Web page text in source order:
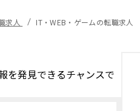
求人 IT・WEB・ゲームの転職求人
を発見できるチャンスで